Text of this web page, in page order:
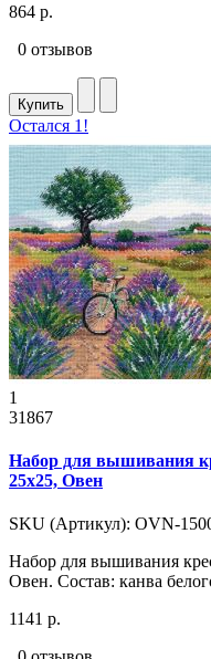
864 р.
0 отзывов
Купить
Остался 1!
1
31867
Набор для вышивания
25x25, Овен
SKU (Артикул): OVN-
Набор для вышивания
Овен. Состав: канва
1141 р.